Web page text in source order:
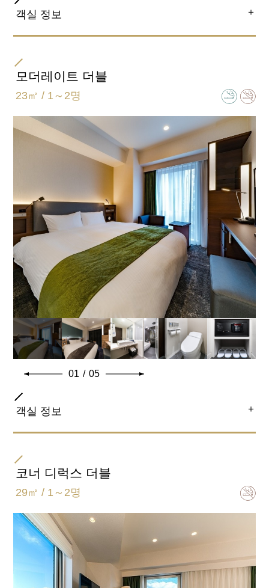
객실 정보 ＋
더블
154㎝×203㎝
세미 세퍼레이트(욕실 화장실 별도)
엑스트라 베드
엑스트라 베드 설치 (불가) / 베이비 침대 설치(불가)
함께 자는 자녀분은 1인까지 가능합니다.
일반적인 객실 설비 · 용품
모더레이트 더블
23㎡ / 1～2명
01 / 05
객실 정보 ＋
더블
168㎝×195㎝
욕실 유형
세미 세퍼레이트(욕실 화장실 별도)
코너 디럭스 더블
29㎡ / 1～2명